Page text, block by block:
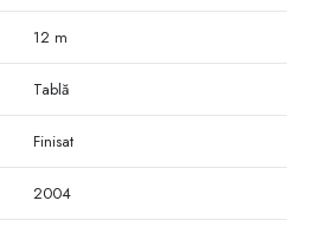
12 m
Tablă
Finisat
2004